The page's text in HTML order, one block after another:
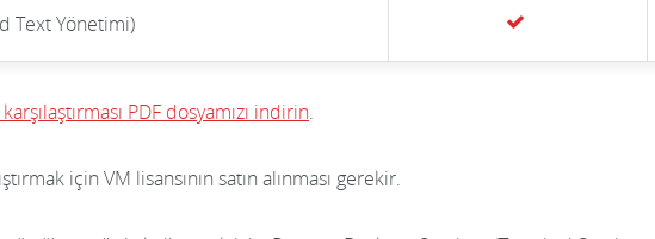
Text Yönetimi)
PDF dosyamızı indirin.
için VM lisansının satın alınması gerekir.